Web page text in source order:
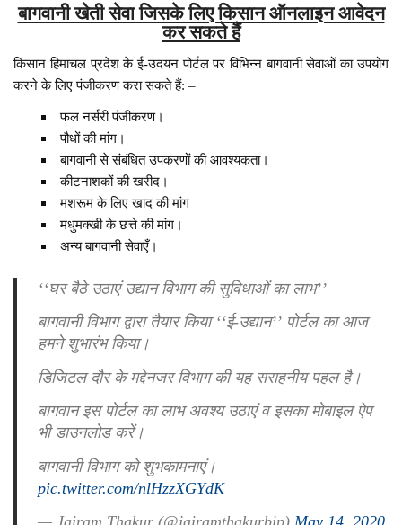
बागवानी खेती सेवा जिसके लिए किसान ऑनलाइन आवेदन
कर सकते हैं
किसान हिमाचल प्रदेश के ई-उदयन पोर्टल पर विभिन्न बागवानी सेवाओं का उपयोग
करने के लिए पंजीकरण करा सकते हैं: –
फल नर्सरी पंजीकरण।
पौधों की मांग।
बागवानी से संबंधित उपकरणों की आवश्यकता।
कीटनाशकों की खरीद।
मशरूम के लिए खाद की मांग
मधुमक्खी के छत्ते की मांग।
अन्य बागवानी सेवाएँ।
‘‘घर बैठे उठाएं उद्यान विभाग की सुविधाओं का लाभ’’
बागवानी विभाग द्वारा तैयार किया ‘‘ई-उद्यान’’ पोर्टल का आज
हमने शुभारंभ किया।
डिजिटल दौर के मद्देनजर विभाग की यह सराहनीय पहल है।
बागवान इस पोर्टल का लाभ अवश्य उठाएं व इसका मोबाइल ऐप
भी डाउनलोड करें।
बागवानी विभाग को शुभकामनाएं।
pic.twitter.com/nlHzzXGYdK